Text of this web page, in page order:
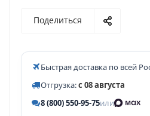
Поделиться
Быстрая доставка по всей
Отгрузка:с 08 августа
8 (800) 550-95-75или